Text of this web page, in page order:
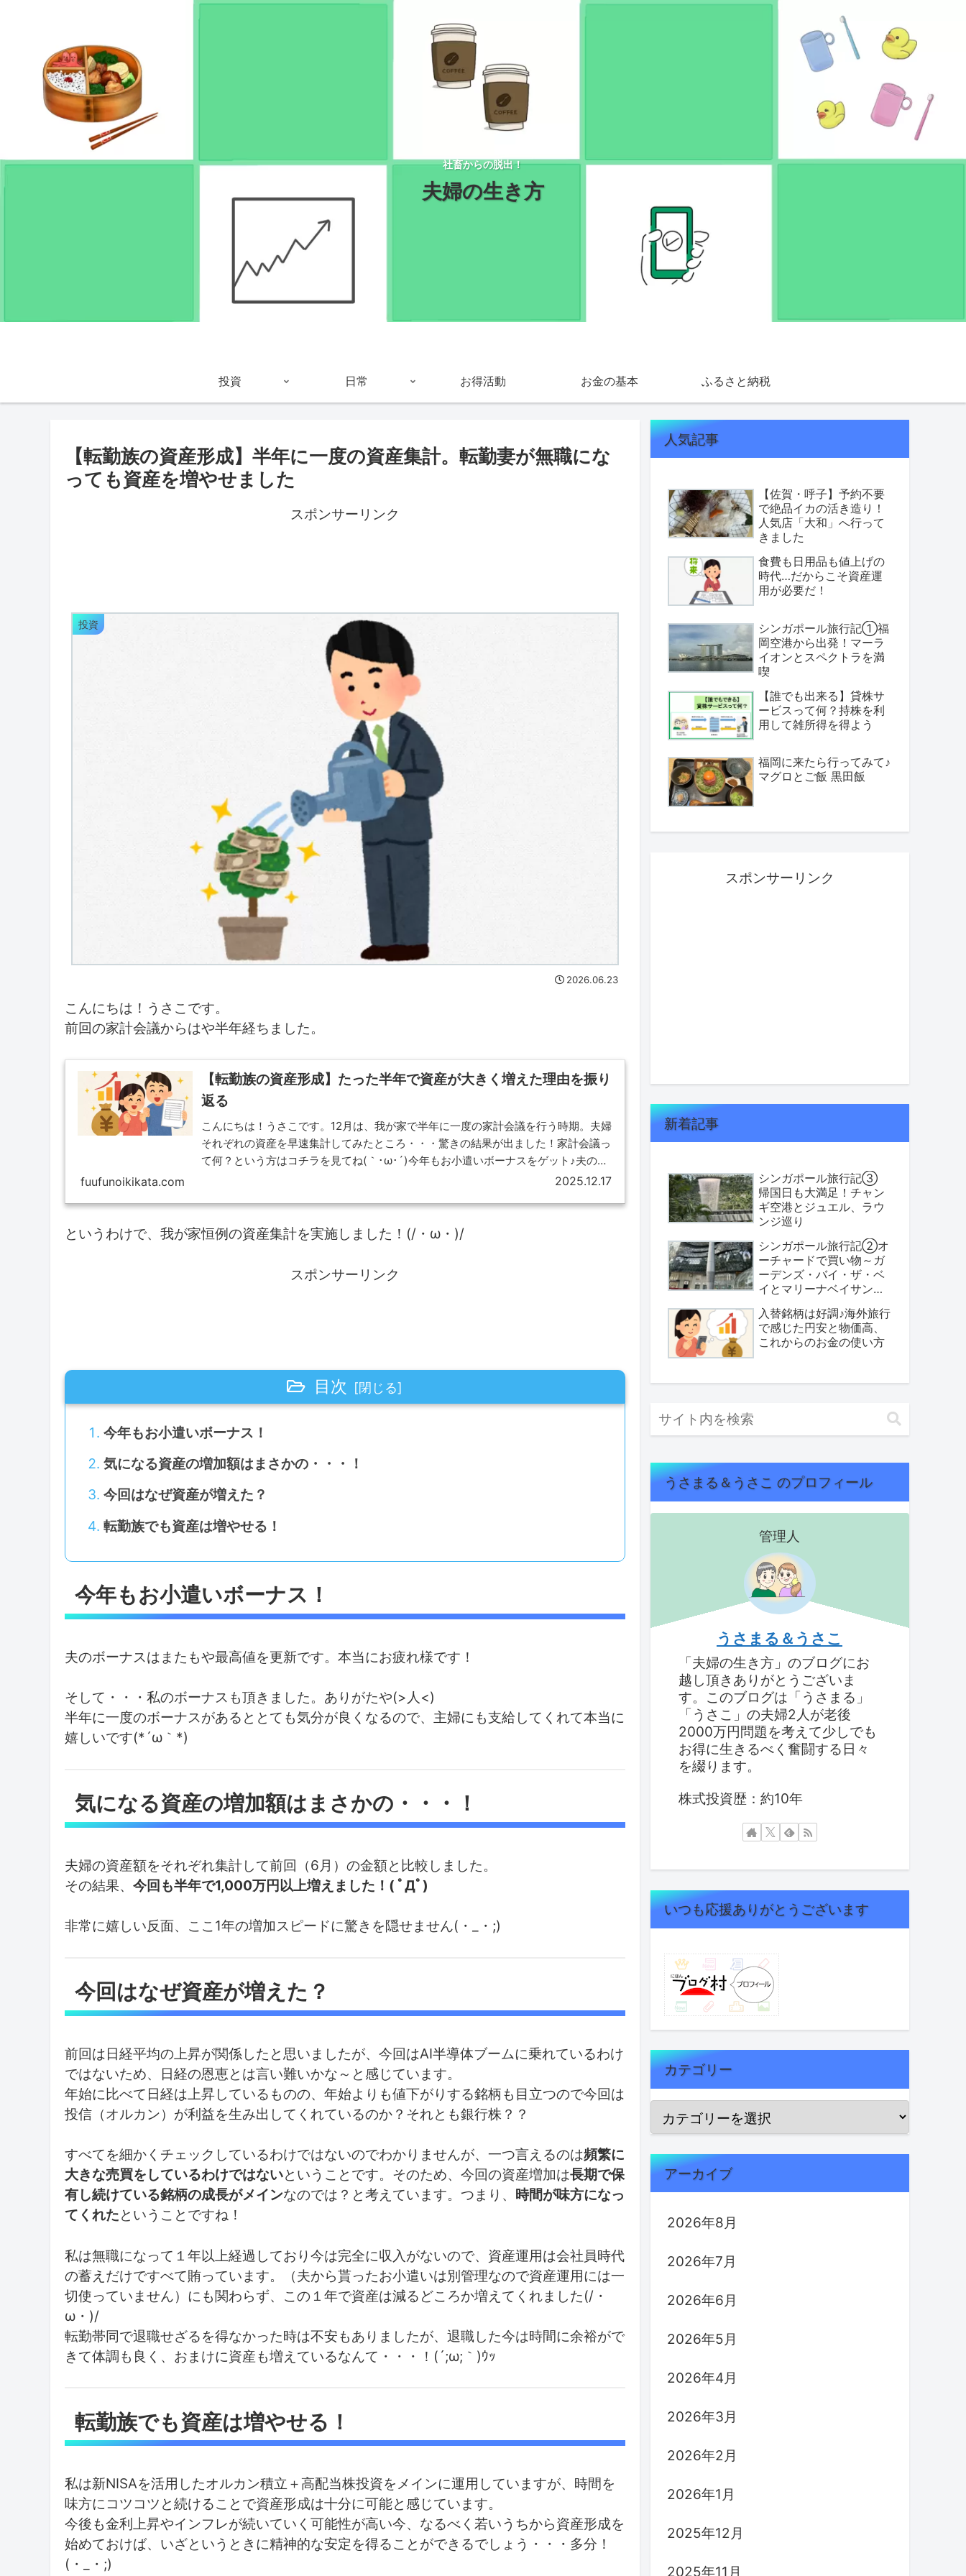
社畜からの脱出！
夫婦の生き方
投資 日常 お得活動 お金の基本 ふるさと納税
【転勤族の資産形成】半年に一度の資産集計。転勤妻が無職にな
っても資産を増やせました
スポンサーリンク
投資
2026.06.23
こんにちは！うさこです。
前回の家計会議からはや半年経ちました。
【転勤族の資産形成】たった半年で資産が大きく増えた理由を振り
返る
こんにちは！うさこです。12月は、我が家で半年に一度の家計会議を行う時期。夫婦
それぞれの資産を早速集計してみたところ・・・驚きの結果が出ました！家計会議っ
て何？という方はコチラを見てね(｀･ω･´)今年もお小遣いボーナスをゲット♪夫のボ
fuufunoikikata.com 2025.12.17
というわけで、我が家恒例の資産集計を実施しました！(/・ω・)/
スポンサーリンク
目次
今年もお小遣いボーナス！
気になる資産の増加額はまさかの・・・！
今回はなぜ資産が増えた？
転勤族でも資産は増やせる！
今年もお小遣いボーナス！
夫のボーナスはまたもや最高値を更新です。本当にお疲れ様です！
そして・・・私のボーナスも頂きました。ありがたや(>人<)
半年に一度のボーナスがあるととても気分が良くなるので、主婦にも支給してくれて本当に
嬉しいです(*´ω｀*)
気になる資産の増加額はまさかの・・・！
夫婦の資産額をそれぞれ集計して前回（6月）の金額と比較しました。
その結果、 今回も半年で1,000万円以上増えました！( ﾟДﾟ)
非常に嬉しい反面、ここ1年の増加スピードに驚きを隠せません(・_・;)
今回はなぜ資産が増えた？
前回は日経平均の上昇が関係したと思いましたが、今回はAI半導体ブームに乗れているわけ
ではないため、日経の恩恵とは言い難いかな～と感じています。
年始に比べて日経は上昇しているものの、年始よりも値下がりする銘柄も目立つので今回は
投信（オルカン）が利益を生み出してくれているのか？それとも銀行株？？
すべてを細かくチェックしているわけではないのでわかりませんが、一つ言えるのは頻繁に
大きな売買をしているわけではないということです。そのため、今回の資産増加は長期で保
有し続けている銘柄の成長がメインなのでは？と考えています。つまり、 時間が味方になっ
てくれたということですね！
私は無職になって１年以上経過しており今は完全に収入がないので、資産運用は会社員時代
の蓄えだけですべて賄っています。（夫から貰ったお小遣いは別管理なので資産運用には一
切使っていません）にも関わらず、この１年で資産は減るどころか増えてくれました(/・
ω・)/
転勤帯同で退職せざるを得なかった時は不安もありましたが、退職した今は時間に余裕がで
きて体調も良く、おまけに資産も増えているなんて・・・！(´;ω;｀)ｳｯ
転勤族でも資産は増やせる！
私は新NISAを活用したオルカン積立＋高配当株投資をメインに運用していますが、時間を
味方にコツコツと続けることで資産形成は十分に可能と感じています。
今後も金利上昇やインフレが続いていく可能性が高い今、なるべく若いうちから資産形成を
始めておけば、いざというときに精神的な安定を得ることができるでしょう・・・多分！
(・_・;)
人気記事
【佐賀・呼子】予約不要
で絶品イカの活き造り！
人気店「大和」へ行って
きました
食費も日用品も値上げの
時代…だからこそ資産運
用が必要だ！
シンガポール旅行記①福
岡空港から出発！マーラ
イオンとスペクトラを満
喫
【誰でも出来る】貸株サ
ービスって何？持株を利
用して雑所得を得よう
福岡に来たら行ってみて♪
マグロとご飯 黒田飯
スポンサーリンク
新着記事
シンガポール旅行記③
帰国日も大満足！チャン
ギ空港とジュエル、ラウ
ンジ巡り
シンガポール旅行記②オ
ーチャードで買い物～ガ
ーデンズ・バイ・ザ・ベ
イとマリーナベイサンズ
入替銘柄は好調♪海外旅行
で感じた円安と物価高、
これからのお金の使い方
うさまる＆うさこ のプロフィール
管理人
うさまる＆うさこ
「夫婦の生き方」のブログにお
越し頂きありがとうございま
す。このブログは「うさまる」
「うさこ」の夫婦2人が老後
2000万円問題を考えて少しでも
お得に生きるべく奮闘する日々
を綴ります。
株式投資歴：約10年
いつも応援ありがとうございます
カテゴリー
アーカイブ
2026年8月
2026年7月
2026年6月
2026年5月
2026年4月
2026年3月
2026年2月
2026年1月
2025年12月
2025年11月